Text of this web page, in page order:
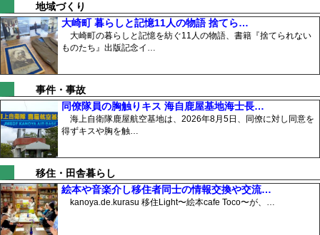
地域づくり
大崎町 暮らしと記憶11人の物語 捨てら…
大崎町の暮らしと記憶を紡ぐ11人の物語、書籍『捨てられない
ものたち』出版記念イ…
事件・事故
同僚隊員の胸触りキス 海自鹿屋基地海士長…
海上自衛隊鹿屋航空基地は、2026年8月5日、同僚に対し同意を
得ずキスや胸を触…
移住・田舎暮らし
絵本や音楽介し移住者同士の情報交換や交流…
kanoya.de.kurasu 移住Light〜絵本cafe Toco〜が、…